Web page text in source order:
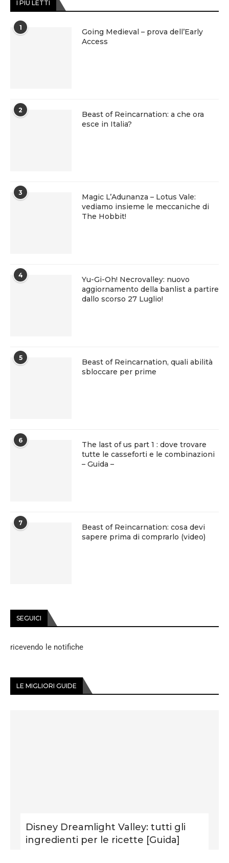
I PIÙ LETTI
1
Going Medieval – prova dell’Early
Access
2
Beast of Reincarnation: a che ora
esce in Italia?
3
Magic L’Adunanza – Lotus Vale:
vediamo insieme le meccaniche di
The Hobbit!
4
Yu-Gi-Oh! Necrovalley: nuovo
aggiornamento della banlist a partire
dallo scorso 27 Luglio!
5
Beast of Reincarnation, quali abilità
sbloccare per prime
6
The last of us part 1 : dove trovare
tutte le casseforti e le combinazioni
– Guida –
7
Beast of Reincarnation: cosa devi
sapere prima di comprarlo (video)
SEGUICI
ricevendo le notifiche
LE MIGLIORI GUIDE
Disney Dreamlight Valley: tutti gli
ingredienti per le ricette [Guida]